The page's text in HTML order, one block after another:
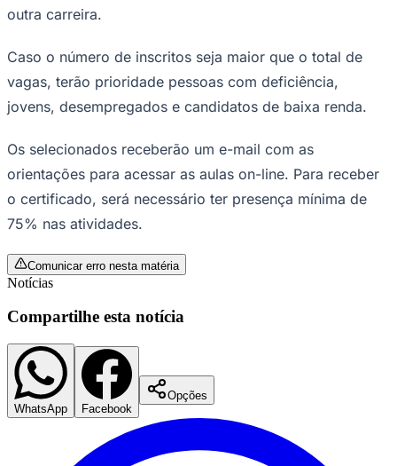
outra carreira.
Caso o número de inscritos seja maior que o total de
vagas, terão prioridade pessoas com deficiência,
jovens, desempregados e candidatos de baixa renda.
Os selecionados receberão um e-mail com as
orientações para acessar as aulas on-line. Para receber
o certificado, será necessário ter presença mínima de
75% nas atividades.
Comunicar erro nesta matéria
Notícias
Compartilhe esta notícia
WhatsApp Facebook
Opções